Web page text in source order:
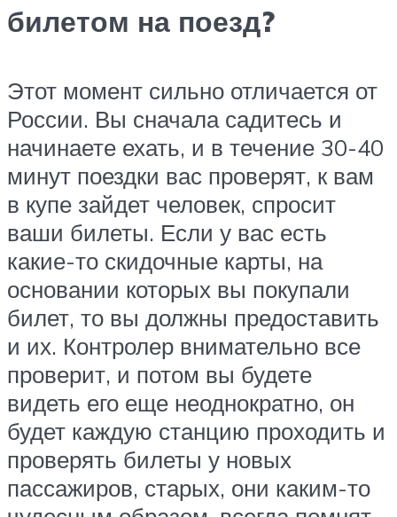
билетом на поезд?
Этот момент сильно отличается от
России. Вы сначала садитесь и
начинаете ехать, и в течение 30-40
минут поездки вас проверят, к вам
в купе зайдет человек, спросит
ваши билеты. Если у вас есть
какие-то скидочные карты, на
основании которых вы покупали
билет, то вы должны предоставить
и их. Контролер внимательно все
проверит, и потом вы будете
видеть его еще неоднократно, он
будет каждую станцию проходить и
проверять билеты у новых
пассажиров, старых, они каким-то